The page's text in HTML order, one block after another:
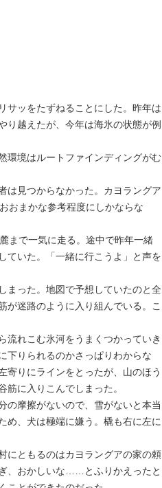
サッをたずねることにした。昨年は
り越えたが、今年は海氷の状態が例
環境はルートファインディングがむ
は見つからなかった。カヨラングア
おまかな参考程度にしかならな
まで一気に走る。途中で昨年一緒
ていた。「一緒に行こうよ」と声を
まった。地図で予想していたのと全
が迷路のように入り組んでいる。こ
れこむ氷河をうまくつかっていき
下りられるのかさっぱりわからな
寄りにラインをとったが、山のほう
に入りこんでしまった。
摩擦がないので、雪がないと本当
め、犬は極端に嫌う。橇も右に左に
にともるのはカヨラングアの家の頼
、おかしいな……とふりかえったと